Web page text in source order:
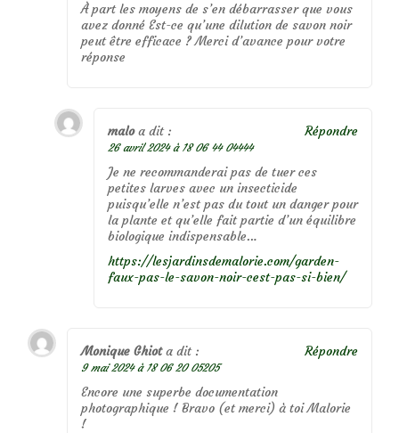
À part les moyens de s’en débarrasser que vous
avez donné Est-ce qu’une dilution de savon noir
peut être efficace ? Merci d’avance pour votre
réponse
malo a dit :
26 avril 2024 à 18 06 44 04444
Je ne recommanderai pas de tuer ces
petites larves avec un insecticide
puisqu’elle n’est pas du tout un danger pour
la plante et qu’elle fait partie d’un équilibre
biologique indispensable…
https://lesjardinsdemalorie.com/garden-
faux-pas-le-savon-noir-cest-pas-si-bien/
Répondre
Monique Ghiot a dit :
9 mai 2024 à 18 06 20 05205
Encore une superbe documentation
photographique ! Bravo (et merci) à toi Malorie
!
Répondre